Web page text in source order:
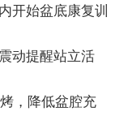
开始盆底康复训
动提醒站立活
，降低盆腔充